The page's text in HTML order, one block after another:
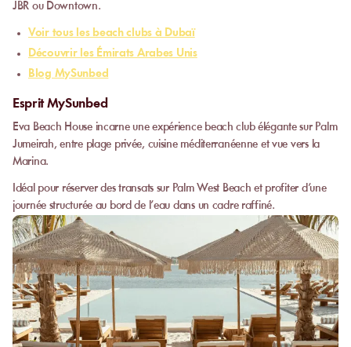
JBR ou Downtown.
Voir tous les beach clubs à Dubaï
Découvrir les Émirats Arabes Unis
Blog MySunbed
Esprit MySunbed
Eva Beach House incarne une expérience beach club élégante sur Palm
Jumeirah, entre plage privée, cuisine méditerranéenne et vue vers la
Marina.
Idéal pour réserver des transats sur Palm West Beach et profiter d’une
journée structurée au bord de l’eau dans un cadre raffiné.